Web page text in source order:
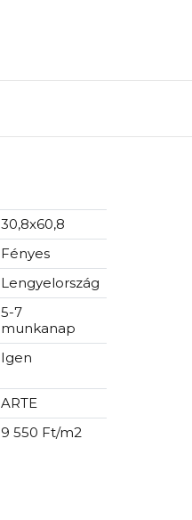
30,8x60,8
Fényes
Lengyelország
5-7
munkanap
Igen
ARTE
9 550 Ft/m2